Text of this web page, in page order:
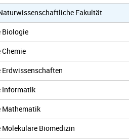
Fakultät
Biologie
Erdwissenschaften
Informatik
Mathematik
Molekulare Biomedizin